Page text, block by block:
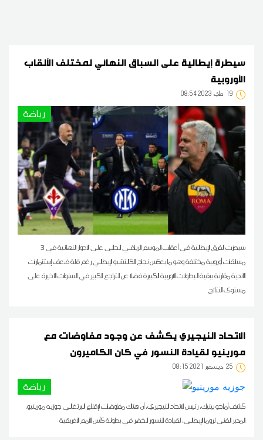
سيطرة إيطالية على السباق النهائي لمختلف الألقاب
الأوروبية
19 08:54 2023 ماي
رياضة
سيطرت الفرق الإيطالية في أعقاب الموسم الرياضي الحالى على الأدوار النهائية في 3
مسابقات أوروبية مختلفة وهو ما يعكس نجاح الكالتشيو الإيطالي رغم قلة ضعف إستثمارات
الأندية مقارنة ببقية البطولات الاوربية الكبيرة فضلا عن التراجع الكبير في السنوات الأخيرة على
مستوى النتائج
الاتحاد النيجيري يكشف عن وجود مفاوضات مع
مورينيو لقيادة النسور في كان الكاميرون
25 08:15 2021 ديسمبر
رياضة
كشف أماجو بينيك، رئيس الاتحاد النيجيري، أن هناك مفاوضات لإقناع البرتغالي جوزيه مورينيو،
المدير الفني لروما الإيطالي، لقيادة النسور الخضر في بطولة كأس الأمم الأفريقية